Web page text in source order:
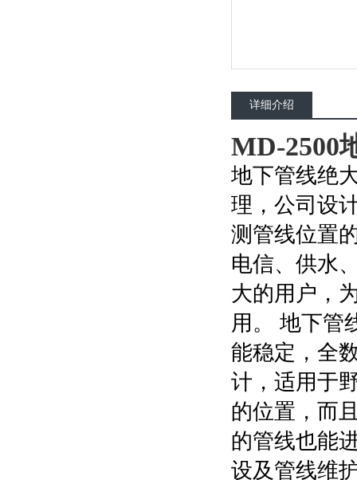
详细介绍
MD-2500
地下管线绝
理，公司设
测管线位置
电信、供水
大的用户，
用。 地下管
能稳定，全
计，适用于
的位置，而
的管线也能
设及管线维